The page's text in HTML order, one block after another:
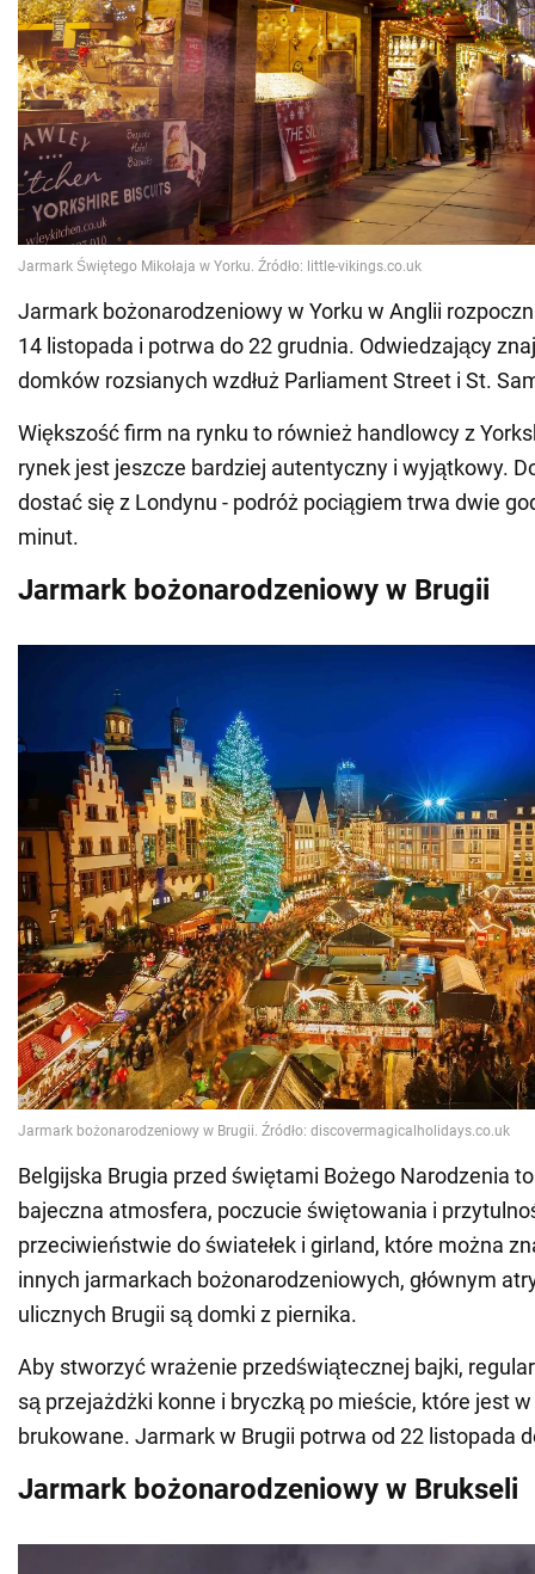
Jarmark bożonarodzeniowy w Yorku w Anglii
14 listopada i potrwa do 22 grudnia. Odwiedzający
domków rozsianych wzdłuż Parliament Street i St.
Większość firm na rynku to również handlowcy z
rynek jest jeszcze bardziej autentyczny i wyjątkowy.
dostać się z Londynu - podróż pociągiem trwa dwie
minut.
Jarmark bożonarodzeniowy w Brugii
Belgijska Brugia przed świętami Bożego Narodzenia
bajeczna atmosfera, poczucie świętowania i
przeciwieństwie do światełek i girland, które można
innych jarmarkach bożonarodzeniowych, głównym
ulicznych Brugii są domki z piernika.
Aby stworzyć wrażenie przedświątecznej bajki,
są przejażdżki konne i bryczką po mieście, które jest
brukowane. Jarmark w Brugii potrwa od 22 listopada
Jarmark bożonarodzeniowy w Brukseli